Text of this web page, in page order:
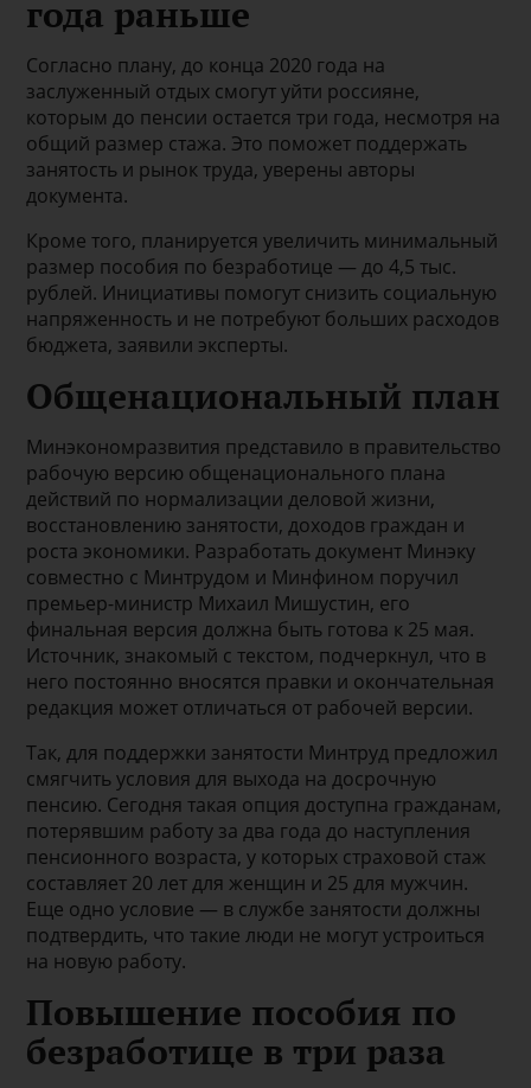
года раньше
Согласно плану, до конца 2020 года на
заслуженный отдых смогут уйти россияне,
которым до пенсии остается три года, несмотря на
общий размер стажа. Это поможет поддержать
занятость и рынок труда, уверены авторы
документа.
Кроме того, планируется увеличить минимальный
размер пособия по безработице — до 4,5 тыс.
рублей. Инициативы помогут снизить социальную
напряженность и не потребуют больших расходов
бюджета, заявили эксперты.
Общенациональный план
Минэкономразвития представило в правительство
рабочую версию общенационального плана
действий по нормализации деловой жизни,
восстановлению занятости, доходов граждан и
роста экономики. Разработать документ Минэку
совместно с Минтрудом и Минфином поручил
премьер-министр Михаил Мишустин, его
финальная версия должна быть готова к 25 мая.
Источник, знакомый с текстом, подчеркнул, что в
него постоянно вносятся правки и окончательная
редакция может отличаться от рабочей версии.
Так, для поддержки занятости Минтруд предложил
смягчить условия для выхода на досрочную
пенсию. Сегодня такая опция доступна гражданам,
потерявшим работу за два года до наступления
пенсионного возраста, у которых страховой стаж
составляет 20 лет для женщин и 25 для мужчин.
Еще одно условие — в службе занятости должны
подтвердить, что такие люди не могут устроиться
на новую работу.
Повышение пособия по
безработице в три раза